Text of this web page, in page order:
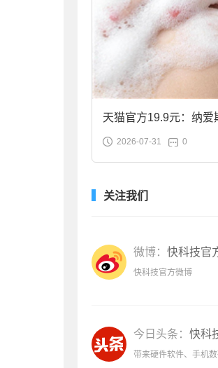
天猫官方19.9元：纳爱
皂2斤大促
2026-07-31 0
关注我们
微博： 快科技官
快科技官方微博
今日头条： 快科
带来硬件软件、手机数